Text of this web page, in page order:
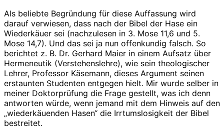
Als beliebte Begründung für diese Auffassung wird
darauf verwiesen, dass nach der Bibel der Hase ein
Wiederkäuer sei (nachzulesen in 3. Mose 11,6 und 5.
Mose 14,7). Und das sei ja nun offenkundig falsch. So
berichtet z. B. Dr. Gerhard Maier in einem Aufsatz über
Hermeneutik (Verstehenslehre), wie sein theologischer
Lehrer, Professor Käsemann, dieses Argument seinen
erstaunten Studenten entgegen hielt. Mir wurde selber in
meiner Doktorprüfung die Frage gestellt, was ich denn
antworten würde, wenn jemand mit dem Hinweis auf den
„wiederkäuenden Hasen“ die Irrtumslosigkeit der Bibel
bestreitet.